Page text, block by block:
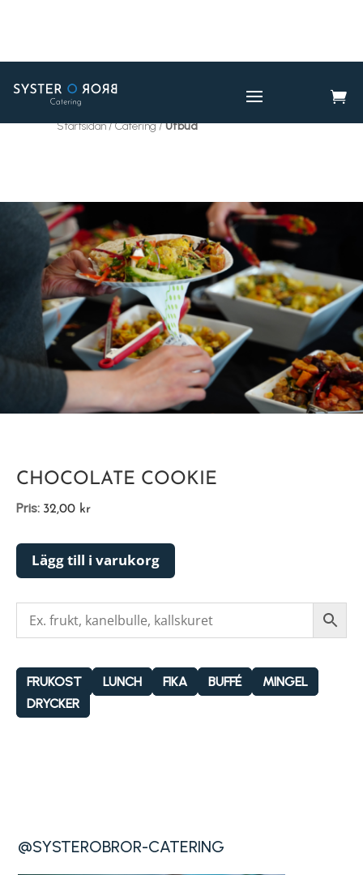

CATERING UTBUD
Startsidan / Catering /Utbud
CHOCOLATE COOKIE
Pris: 32,00 kr
Lägg till i varukorg
FRUKOST LUNCH FIKA BUFFÉ
MINGEL
DRYCKER
@SYSTEROBROR-CATERING